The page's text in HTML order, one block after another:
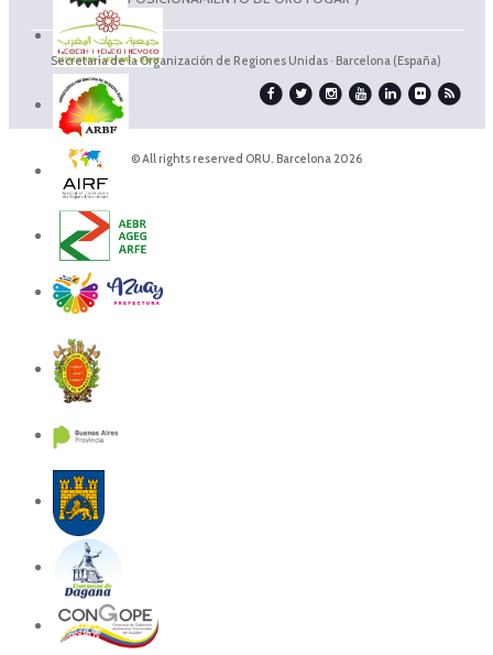
Secretaría de la Organización de Regiones Unidas · Barcelona (España)
© All rights reserved ORU. Barcelona 2026